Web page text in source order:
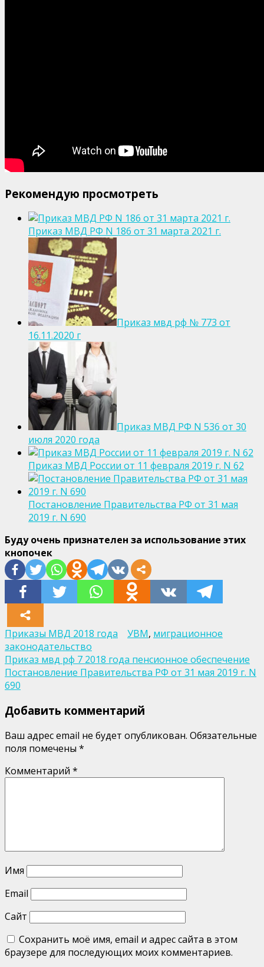
Рекомендую просмотреть
Приказ МВД РФ N 186 от 31 марта 2021 г.
Приказ мвд рф № 773 от
16.11.2020 г
Приказ МВД РФ N 536 от 30
июля 2020 года
Приказ МВД России от 11 февраля 2019 г. N 62
Постановление Правительства РФ от 31 мая
2019 г. N 690
Буду очень признателен за использование этих
кнопочек
Приказы МВД 2018 года УВМ, миграционное
законодательство
Навигация
по
записям
Приказ мвд рф 7 2018 года пенсионное обеспечение
Постановление Правительства РФ от 31 мая 2019 г. N
690
Добавить комментарий
Ваш адрес email не будет опубликован. Обязательные
поля помечены *
Комментарий *
Имя
Email
Сайт
Сохранить моё имя, email и адрес сайта в этом
браузере для последующих моих комментариев.